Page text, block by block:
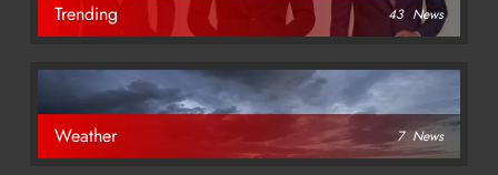
Trending 43 News
Weather 7 News